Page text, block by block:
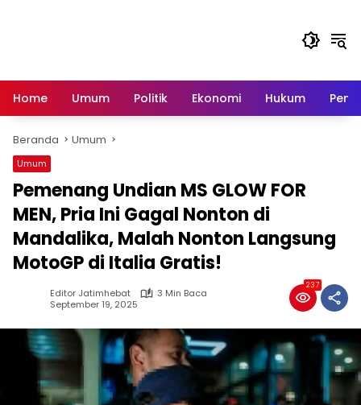
Home Umum Politik Ekonomi Hukum
Beranda Umum
Umum
Pemenang Undian MS GLOW FOR
MEN, Pria Ini Gagal Nonton di
Mandalika, Malah Nonton Langsung
MotoGP di Italia Gratis!
Editor Jatimhebat
3 Min Baca
September 19, 2025
237